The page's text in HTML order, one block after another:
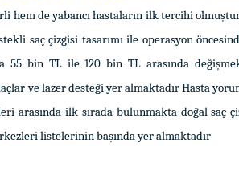
de yabancı hastaların ilk tercihi
saç çizgisi tasarımı ile operasyon
55 bin TL ile 120 bin TL arasında
ve lazer desteği yer almaktadır Hasta
arasında ilk sırada bulunmakta doğal saç
listelerinin başında yer almaktadır